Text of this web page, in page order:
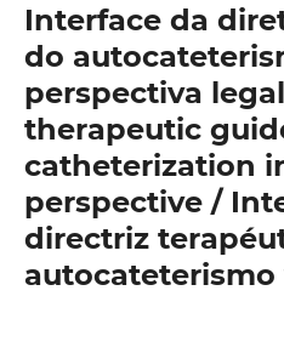
Interface da
do
perspectiva
therapeutic
catheterization
perspective /
directriz
autocateterismo